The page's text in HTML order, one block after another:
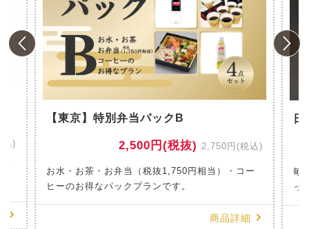
込)
【東京】特別弁当パックB
2,500円(税抜) 2,750円(税込)
お水・お茶・お弁当（税抜1,750円相当）・コー
ヒーのお得なパックプランです。
商品詳細
毎
っ